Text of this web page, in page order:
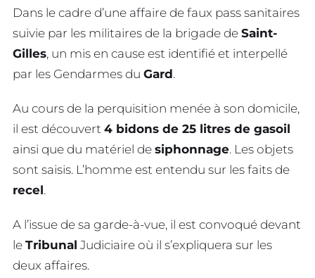
Dans le cadre d’une affaire de faux pass sanitaires
suivie par les militaires de la brigade de Saint-
Gilles, un mis en cause est identifié et interpellé
par les Gendarmes du Gard.
Au cours de la perquisition menée à son domicile,
il est découvert 4 bidons de 25 litres de gasoil
ainsi que du matériel de siphonnage. Les objets
sont saisis. L’homme est entendu sur les faits de
recel.
A l’issue de sa garde-à-vue, il est convoqué devant
le Tribunal Judiciaire où il s’expliquera sur les
deux affaires.